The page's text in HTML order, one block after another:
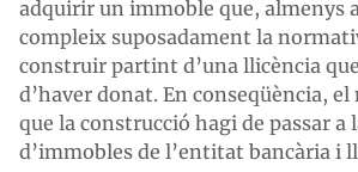
adquirir un immoble que, almenys
compleix suposadament la
construir partint d’una llicència
d’haver donat. En conseqüència, el
que la construcció hagi de passar a
d’immobles de l’entitat bancària i